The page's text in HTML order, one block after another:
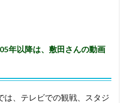
年以降は、敷田さんの動画
は、テレビでの観戦、スタジ